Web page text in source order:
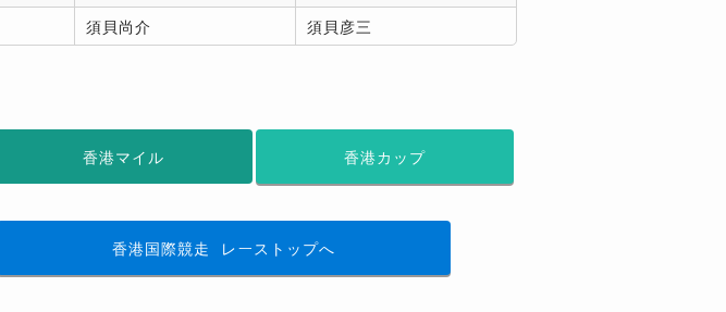
須貝尚介 須貝彦三
香港マイル 香港カップ
香港国際競走 レーストップへ